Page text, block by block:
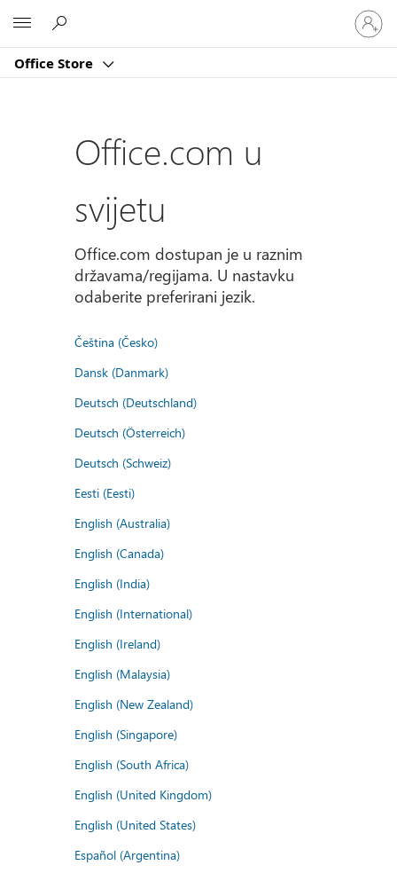
Office Store
Prijavite
se
u
račun
Office.com u
svijetu
Office.com dostupan je u raznim
državama/regijama. U nastavku
odaberite preferirani jezik.
Čeština (Česko)
Dansk (Danmark)
Deutsch (Deutschland)
Deutsch (Österreich)
Deutsch (Schweiz)
Eesti (Eesti)
English (Australia)
English (Canada)
English (India)
English (International)
English (Ireland)
English (Malaysia)
English (New Zealand)
English (Singapore)
English (South Africa)
English (United Kingdom)
English (United States)
Español (Argentina)